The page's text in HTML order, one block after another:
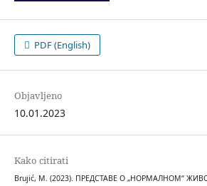
PDF (English)
Objavljeno
10.01.2023
Kako citirati
Brujić, M. (2023). ПРЕДСТАВЕ О „НОРМАЛНОМ“